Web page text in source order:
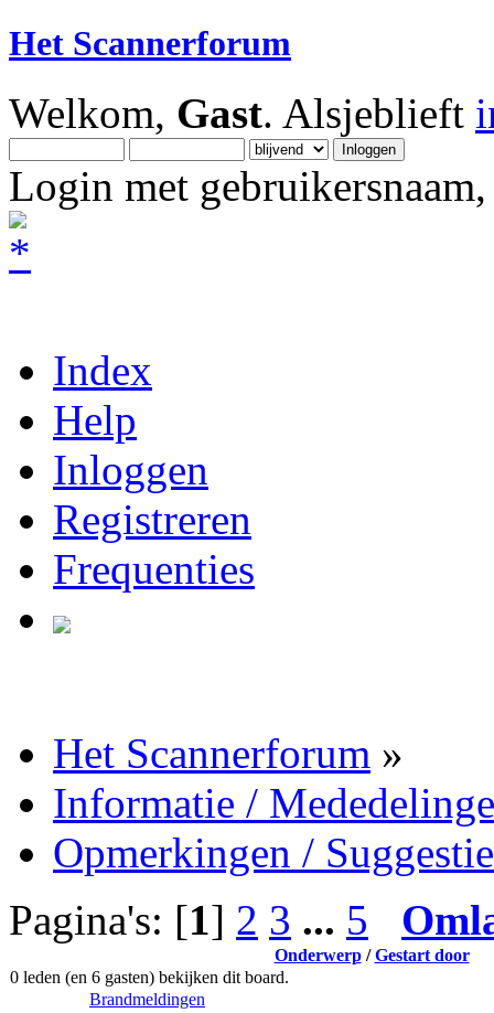
Het Scannerforum
Welkom, Gast. Alsjeblieft
Login met
Index
Help
Inloggen
Registreren
Frequenties
Het Scannerforum »
Informatie /
Opmerkingen /
Pagina's: [1] 2 3 ... 5
Onderwerp/Gestart door
0 leden (en 6 gasten) bekijken dit board.
Brandmeldingen